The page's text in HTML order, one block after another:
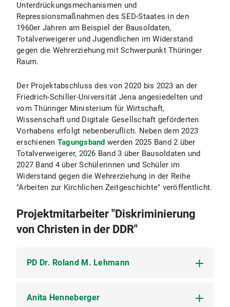
Unterdrückungsmechanismen und
Repressionsmaßnahmen des SED-Staates in den
1960er Jahren am Beispiel der Bausoldaten,
Totalverweigerer und Jugendlichen im Widerstand
gegen die Wehrerziehung mit Schwerpunkt Thüringer
Raum.
Der Projektabschluss des von 2020 bis 2023 an der
Friedrich-Schiller-Universität Jena angesiedelten und
vom Thüringer Ministerium für Wirtschaft,
Wissenschaft und Digitale Gesellschaft geförderten
Vorhabens erfolgt nebenberuflich. Neben dem 2023
erschienen Tagungsband werden 2025 Band 2 über
Totalverweigerer, 2026 Band 3 über Bausoldaten und
2027 Band 4 über Schülerinnen und Schüler im
Widerstand gegen die Wehrerziehung in der Reihe
"Arbeiten zur Kirchlichen Zeitgeschichte" veröffentlicht.
Projektmitarbeiter "Diskriminierung
von Christen in der DDR"
PD Dr. Roland M. Lehmann
Nach seiner Arbeit als Wissenschaftlicher
Anita Henneberger